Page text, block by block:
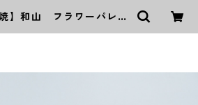
焼】和山 フラワーパレー